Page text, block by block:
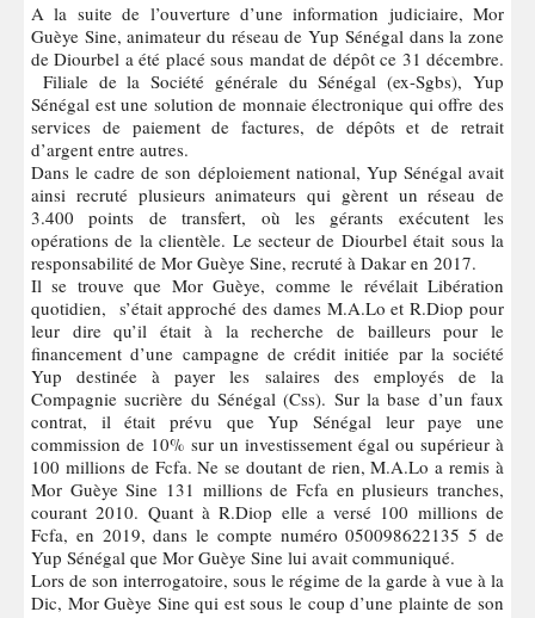
A la suite de l’ouverture d’une information judiciaire, Mor
Guèye Sine, animateur du réseau de Yup Sénégal dans la zone
de Diourbel a été placé sous mandat de dépôt ce 31 décembre.
Filiale de la Société générale du Sénégal (ex-Sgbs), Yup
Sénégal est une solution de monnaie électronique qui offre des
services de paiement de factures, de dépôts et de retrait
d’argent entre autres.
Dans le cadre de son déploiement national, Yup Sénégal avait
ainsi recruté plusieurs animateurs qui gèrent un réseau de
3.400 points de transfert, où les gérants exécutent les
opérations de la clientèle. Le secteur de Diourbel était sous la
responsabilité de Mor Guèye Sine, recruté à Dakar en 2017.
Il se trouve que Mor Guèye, comme le révélait Libération
quotidien, s’était approché des dames M.A.Lo et R.Diop pour
leur dire qu’il était à la recherche de bailleurs pour le
financement d’une campagne de crédit initiée par la société
Yup destinée à payer les salaires des employés de la
Compagnie sucrière du Sénégal (Css). Sur la base d’un faux
contrat, il était prévu que Yup Sénégal leur paye une
commission de 10% sur un investissement égal ou supérieur à
100 millions de Fcfa. Ne se doutant de rien, M.A.Lo a remis à
Mor Guèye Sine 131 millions de Fcfa en plusieurs tranches,
courant 2010. Quant à R.Diop elle a versé 100 millions de
Fcfa, en 2019, dans le compte numéro 050098622135 5 de
Yup Sénégal que Mor Guèye Sine lui avait communiqué.
Lors de son interrogatoire, sous le régime de la garde à vue à la
Dic, Mor Guèye Sine qui est sous le coup d’une plainte de son